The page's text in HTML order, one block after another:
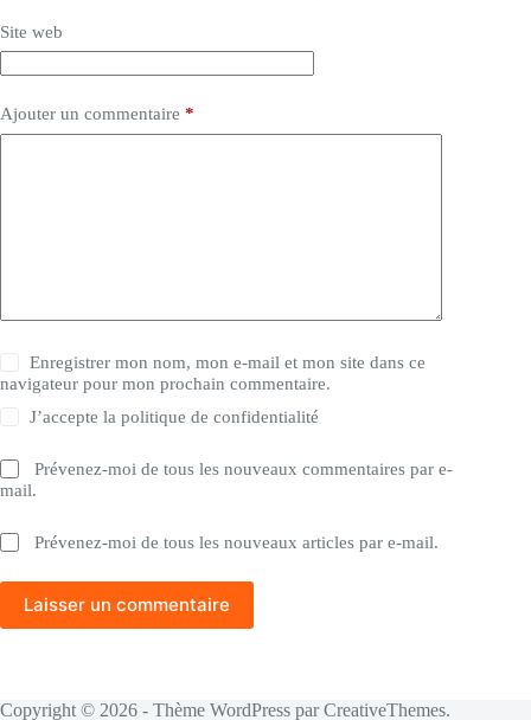
Site web
Ajouter un commentaire *
Enregistrer mon nom, mon e-mail et mon site dans ce
navigateur pour mon prochain commentaire.
J’accepte lapolitique de confidentialité
Prévenez-moi de tous les nouveaux commentaires par e-
mail.
Prévenez-moi de tous les nouveaux articles par e-mail.
Laisser un commentaire
Copyright © 2026 - Thème WordPress parCreativeThemes.